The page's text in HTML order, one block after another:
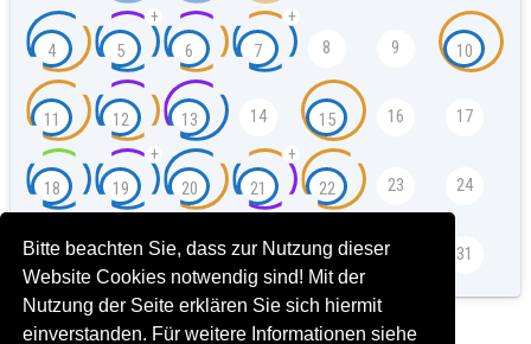
Bitte beachten Sie, dass zur Nutzung dieser
Website Cookies notwendig sind! Mit der
Nutzung der Seite erklären Sie sich hiermit
einverstanden. Für weitere Informationen siehe
4 5
+
6 7
+
8 9 10
11 12 13 14 15 16 17
18 19
+
20 21
+
22 23 24
25 26 27 28 29 30 31